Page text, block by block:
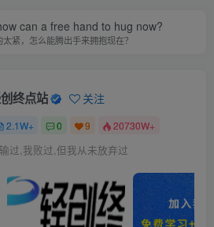
can a free hand to hug now?
紧，怎么能腾出手来拥抱现在？
终点站 关注
2.1W+ 0 9 20730W+
过,我败过,但我从未放弃过